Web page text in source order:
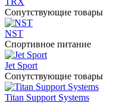
Сопутствующие товары
NST
Спортивное питание
Jet Sport
Сопутствующие товары
Titan Support Systems